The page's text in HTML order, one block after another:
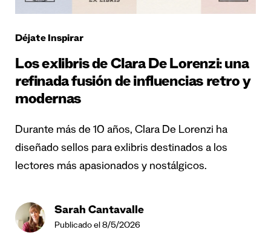
Déjate Inspirar
Los exlibris de Clara De Lorenzi: una
refinada fusión de influencias retro y
modernas
Durante más de 10 años, Clara De Lorenzi ha
diseñado sellos para exlibris destinados a los
lectores más apasionados y nostálgicos.
Sarah Cantavalle
Publicado el 8/5/2026